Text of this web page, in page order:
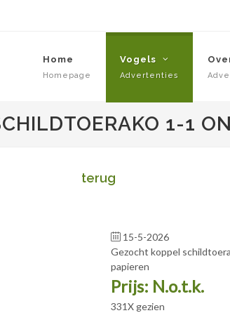
Home
Homepage
Vogels
Advertenties
1-1
terug
15-5-2026
Gezocht koppel
papieren
Prijs: N.o.t.k.
331X gezien